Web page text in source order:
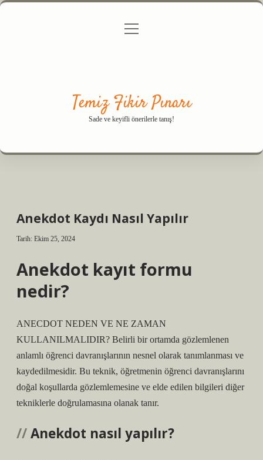
Gizlilik Politikası
menüyü
Temiz Fikir Pınarı
Sade ve keyifli önerilerle tanış!
Anekdot Kaydı Nasıl Yapılır
Tarih: Ekim 25, 2024
Anekdot kayıt formu
nedir?
ANECDOT NEDEN VE NE ZAMAN
KULLANILMALIDIR? Belirli bir ortamda gözlemlenen
anlamlı öğrenci davranışlarının nesnel olarak tanımlanması ve
kaydedilmesidir. Bu teknik, öğretmenin öğrenci davranışlarını
doğal koşullarda gözlemlemesine ve elde edilen bilgileri diğer
tekniklerle doğrulamasına olanak tanır.
Anekdot nasıl yapılır?